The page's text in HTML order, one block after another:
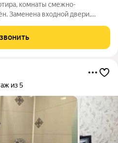
комнаты смежно-
Заменена входной двери,
общественного
из 5